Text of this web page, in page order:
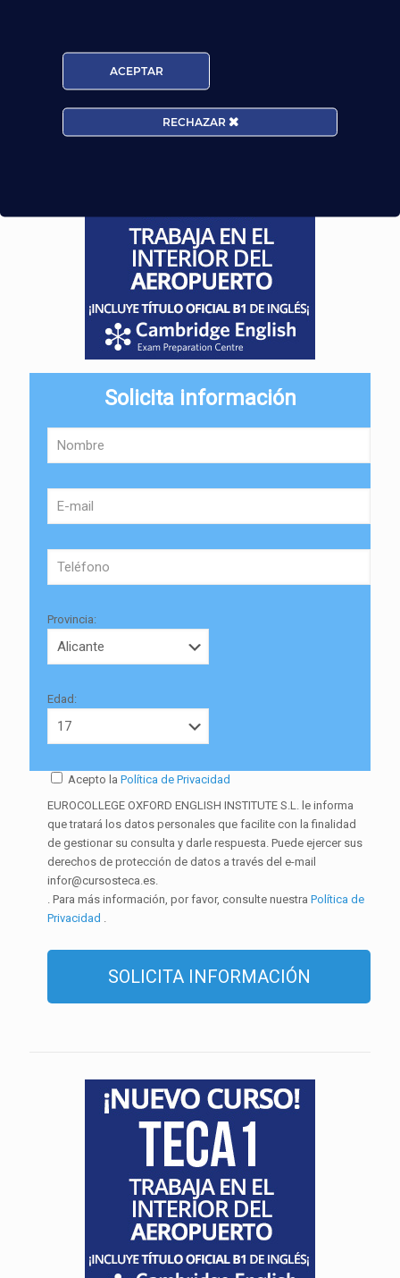
El Periódico
Solicita información
Provincia:
Edad:
Acepto la Política de Privacidad
EUROCOLLEGE OXFORD ENGLISH INSTITUTE S.L. le informa
que tratará los datos personales que facilite con la finalidad
de gestionar su consulta y darle respuesta. Puede ejercer sus
derechos de protección de datos a través del e-mail
infor@cursosteca.es.
. Para más información, por favor, consulte nuestra Política de
Privacidad .
ACEPTAR
RECHAZAR